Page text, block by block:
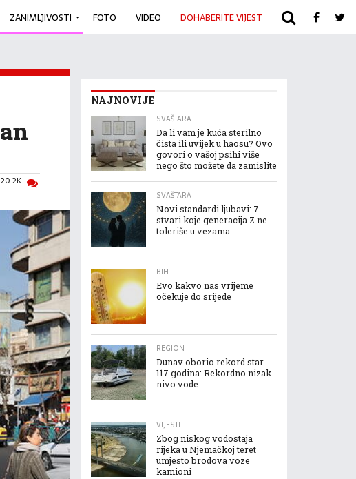
ZANIMLJIVOSTI FOTO VIDEO DOHABERITE VIJEST ARHIVA
20.2K
NAJNOVIJE
SVAŠTARA
Da li vam je kuća sterilno
čista ili uvijek u haosu? Ovo
govori o vašoj psihi više
nego što možete da zamislite
SVAŠTARA
Novi standardi ljubavi: 7
stvari koje generacija Z ne
toleriše u vezama
BIH
Evo kakvo nas vrijeme
očekuje do srijede
REGION
Dunav oborio rekord star
117 godina: Rekordno nizak
nivo vode
VIJESTI
Zbog niskog vodostaja
rijeka u Njemačkoj teret
umjesto brodova voze
kamioni